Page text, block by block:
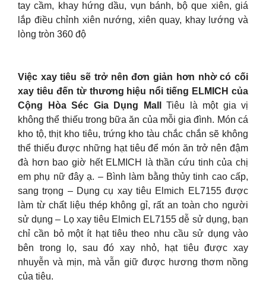
tay cầm, khay hứng dầu, vụn bánh, bộ que xiên, giá
lắp điều chỉnh xiên nướng, xiên quay, khay lướng và
lòng tròn 360 độ
Việc xay tiêu sẽ trở nên đơn giản hơn nhờ có cối
xay tiêu đến từ thương hiệu nổi tiếng ELMICH của
Cộng Hòa Séc Gia Dụng Mall
Tiêu là một gia vị
không thể thiếu trong bữa ăn của mỗi gia đình. Món cá
kho tộ, thịt kho tiêu, trứng kho tàu chắc chắn sẽ không
thể thiếu được những hạt tiêu để món ăn trở nên đậm
đà hơn bao giờ hết ELMICH là thần cứu tinh của chị
em phụ nữ đây ạ. – Bình làm bằng thủy tinh cao cấp,
sang trọng – Dụng cụ xay tiêu Elmich EL7155 được
làm từ chất liệu thép không gỉ, rất an toàn cho người
sử dụng – Lọ xay tiêu Elmich EL7155 dễ sử dụng, bạn
chỉ cần bỏ một ít hạt tiêu theo nhu cầu sử dụng vào
bên trong lọ, sau đó xay nhỏ, hạt tiêu được xay
nhuyễn và mịn, mà vẫn giữ được hương thơm nồng
của tiêu.